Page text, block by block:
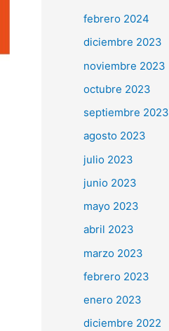
febrero 2024
diciembre 2023
noviembre 2023
octubre 2023
septiembre 2023
agosto 2023
julio 2023
junio 2023
mayo 2023
abril 2023
marzo 2023
febrero 2023
enero 2023
diciembre 2022